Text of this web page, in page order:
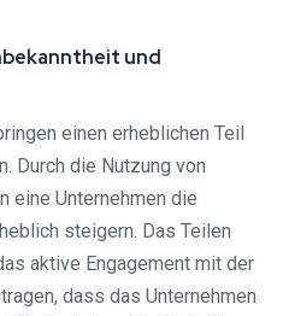
und
einen erheblichen Teil
Durch die Nutzung von
eine Unternehmen die
steigern. Das Teilen
aktive Engagement mit der
dass das Unternehmen